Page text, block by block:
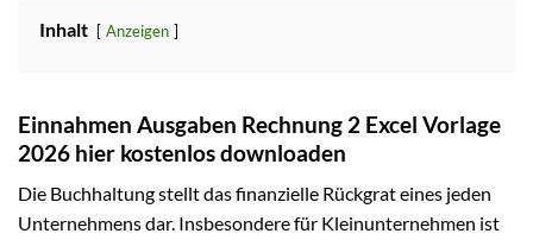
Inhalt Anzeigen
Einnahmen Ausgaben Rechnung 2 Excel Vorlage
2026 hier kostenlos downloaden
Die Buchhaltung stellt das finanzielle Rückgrat eines jeden
Unternehmens dar. Insbesondere für Kleinunternehmen ist